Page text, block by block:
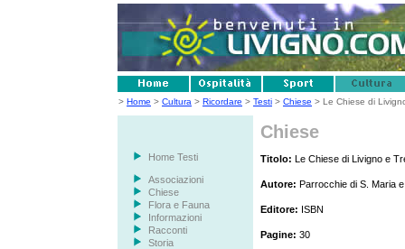
> Home > Cultura > Ricordare > Testi > Chiese > Le Chiese di
Home Testi
Associazioni
Chiese
Flora e Fauna
Informazioni
Racconti
Storia
Chiese
Titolo: Le Chiese di Livigno e
Autore: Parrocchie di S. Maria
Editore: ISBN
Pagine: 30